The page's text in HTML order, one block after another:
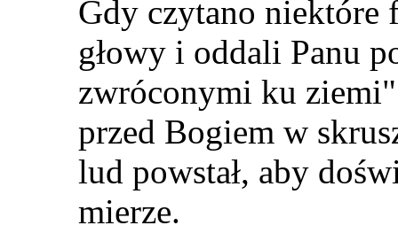
Gdy czytano niektóre
głowy i oddali Panu
zwróconymi ku
przed Bogiem w
lud powstał, aby
mierze.